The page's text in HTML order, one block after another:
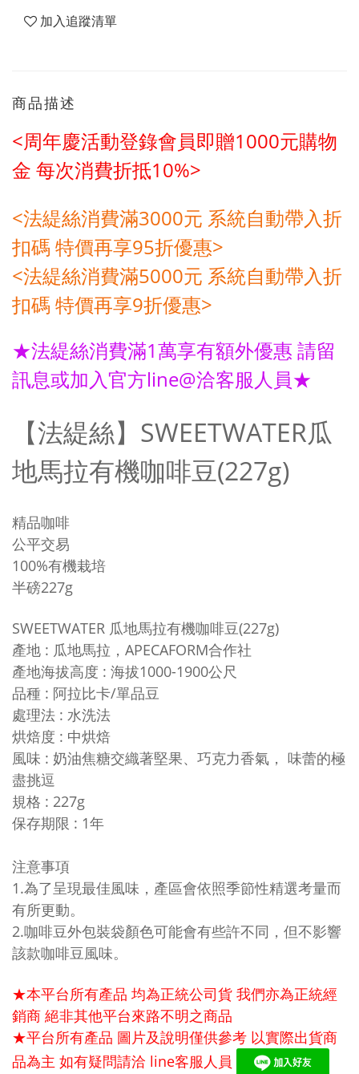
加入追蹤清單
商品描述
<周年慶活動登錄會員即贈1000元購物
金 每次消費折抵10%>
<法緹絲消費滿3000元 系統自動帶入折
扣碼 特價再享95折優惠>
<法緹絲消費滿5000元 系統自動帶入折
扣碼 特價再享9折優惠>
★法緹絲消費滿1萬享有額外優惠 請留
訊息或加入官方line@洽客服人員★
【法緹絲】SWEETWATER瓜
地馬拉有機咖啡豆(227g)
精品咖啡
公平交易
100%有機栽培
半磅227g
SWEETWATER 瓜地馬拉有機咖啡豆(227g)
產地 : 瓜地馬拉，APECAFORM合作社
產地海拔高度 : 海拔1000-1900公尺
品種 : 阿拉比卡/單品豆
處理法 : 水洗法
烘焙度 : 中烘焙
風味 : 奶油焦糖交織著堅果、巧克力香氣， 味蕾的極
盡挑逗
規格 : 227g
保存期限 : 1年
注意事項
1.為了呈現最佳風味，產區會依照季節性精選考量而
有所更動。
2.咖啡豆外包裝袋顏色可能會有些許不同，但不影響
該款咖啡豆風味。
★本平台所有產品 均為正統公司貨 我們亦為正統經
銷商 絕非其他平台來路不明之商品
★平台所有產品 圖片及說明僅供參考 以實際出貨商
品為主 如有疑問請洽 line客服人員